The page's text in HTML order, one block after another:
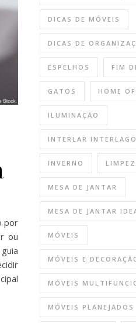
por
ou
DICAS DE MÓVEIS
DICAS DE
ESPELHOS FIM
GATOS HOME
ILUMINAÇÃO
INTERLAR
INVERNO
MESA DE JANTAR
MESA DE JANTAR
MÓVEIS
MÓVEIS E
MÓVEIS
MÓVEIS PLANEJADOS